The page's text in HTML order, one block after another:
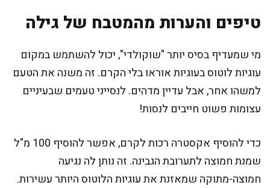
טיפים והערות מהמטבח של גילה
מי שמעדיף בסיס יותר "שוקולדי", יכול להשתמש במקום
עוגיות לוטוס בעוגיות אוראו בלי הקרם. זה משנה את הטעם
למשהו אחר, אבל עדיין מדהים. לנסייני טעמים שבעיניים
עצומות פשוט חייבים לנסות!
כדי להוסיף אקסטרה רכות לקרם, אפשר להוסיף 100 מ"ל
שמנת חמוצה לתערובת הגבינה. זה נותן לה נגיעה
חמוצה-מתוקה שמאזנת את עוגיות הלוטוס היותר עשירות.